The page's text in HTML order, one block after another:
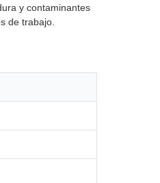
y contaminantes
de trabajo.